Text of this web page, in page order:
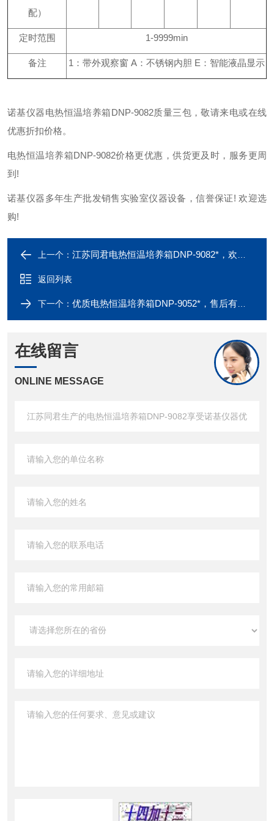
配）
定时范围 1-9999min
备注 1：带外观察窗 A：不锈钢内胆 E：智能液晶显示
诺基仪器电热恒温培养箱DNP-9082质量三包，敬请来电或在线
优惠折扣价格。
电热恒温培养箱DNP-9082价格更优惠，供货更及时，服务更周
到!
诺基仪器多年生产批发销售实验室仪器设备，信誉保证! 欢迎选
购!
上一个： 江苏同君电热恒温培养箱DNP-9082*，欢迎采购咨询！
返回列表
下一个： 优质电热恒温培养箱DNP-9052*，售后有保障
在线留言
ONLINE MESSAGE